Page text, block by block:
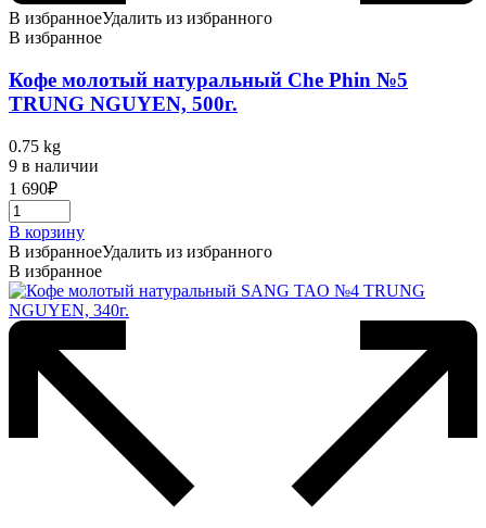
В избранноеУдалить из избранного
В избранное
Кофе молотый натуральный Che Phin №5
TRUNG NGUYEN, 500г.
0.75 kg
9 в наличии
1 690₽
В корзину
В избранноеУдалить из избранного
В избранное